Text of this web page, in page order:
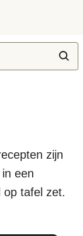
zijn
een
op tafel zet.